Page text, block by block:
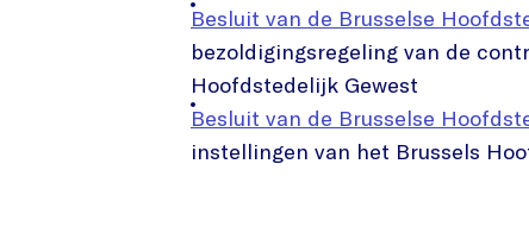
Besluit van de Brusselse
bezoldigingsregeling van de
Hoofdstedelijk Gewest
Besluit van de Brusselse
instellingen van het Brussels